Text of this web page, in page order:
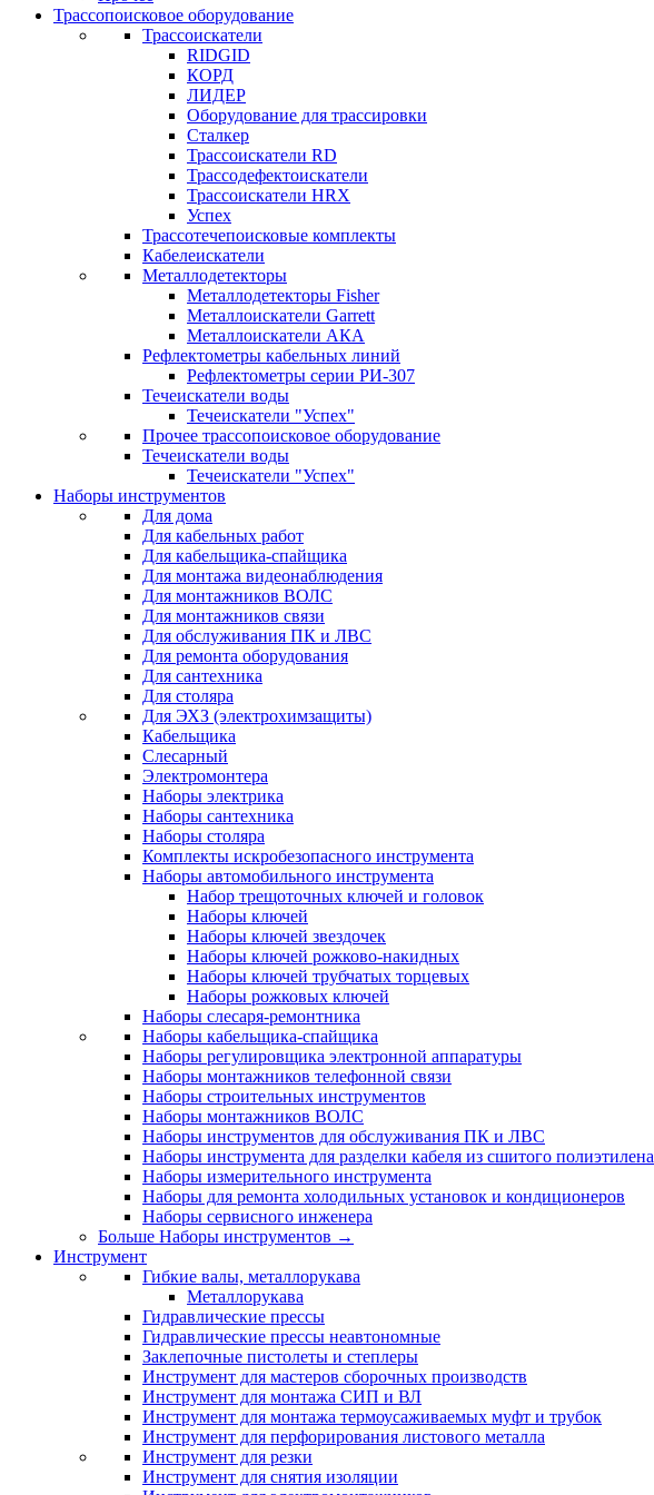
Трассопоисковое оборудование
Трассоискатели
RIDGID
КОРД
ЛИДЕР
Оборудование для трассировки
Сталкер
Трасcоискатели RD
Трассодефектоискатели
Трассоискатели HRX
Успех
Трассотечепоисковые комплекты
Кабелеискатели
Металлодетекторы
Металлодетекторы Fisher
Металлоискатели Garrett
Металлоискатели АКА
Рефлектометры кабельных линий
Рефлектометры серии РИ-307
Течеискатели воды
Течеискатели "Успех"
Прочее трассопоисковое оборудование
Течеискатели воды
Течеискатели "Успех"
Наборы инструментов
Для дома
Для кабельных работ
Для кабельщика-спайщика
Для монтажа видеонаблюдения
Для монтажников ВОЛС
Для монтажников связи
Для обслуживания ПК и ЛВС
Для ремонта оборудования
Для сантехника
Для столяра
Для ЭХЗ (электрохимзащиты)
Кабельщика
Слесарный
Электромонтера
Наборы электрика
Наборы сантехника
Наборы столяра
Комплекты искробезопасного инструмента
Наборы автомобильного инструмента
Набор трещоточных ключей и головок
Наборы ключей
Наборы ключей звездочек
Наборы ключей рожково-накидных
Наборы ключей трубчатых торцевых
Наборы рожковых ключей
Наборы слесаря-ремонтника
Наборы кабельщика-спайщика
Наборы регулировщика электронной аппаратуры
Наборы монтажников телефонной связи
Наборы строительных инструментов
Наборы монтажников ВОЛС
Наборы инструментов для обслуживания ПК и ЛВС
Наборы инструмента для разделки кабеля из сшитого полиэтилена
Наборы измерительного инструмента
Наборы для ремонта холодильных установок и кондиционеров
Наборы сервисного инженера
Больше Наборы инструментов →
Инструмент
Гибкие валы, металлорукава
Металлорукава
Гидравлические прессы
Гидравлические прессы неавтономные
Заклепочные пистолеты и степлеры
Инструмент для мастеров сборочных производств
Инструмент для монтажа СИП и ВЛ
Инструмент для монтажа термоусаживаемых муфт и трубок
Инструмент для перфорирования листового металла
Инструмент для резки
Инструмент для снятия изоляции